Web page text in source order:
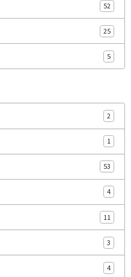
52
25
5
2
1
53
4
11
3
4